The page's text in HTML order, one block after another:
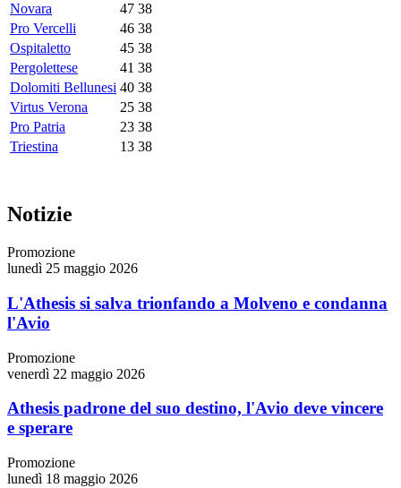
Novara
47 38
Pro Vercelli
46 38
Ospitaletto
45 38
Pergolettese
41 38
Dolomiti Bellunesi 40 38
Virtus Verona
25 38
Pro Patria
23 38
Triestina
13 38
Notizie
Promozione
lunedì 25 maggio 2026
L'Athesis si salva trionfando a Molveno e condanna
l'Avio
Promozione
venerdì 22 maggio 2026
Athesis padrone del suo destino, l'Avio deve vincere
e sperare
Promozione
lunedì 18 maggio 2026